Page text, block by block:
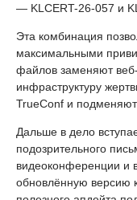
— KLCERT-26-057 и
Эта комбинация
максимальными
файлов заменяют
инфраструктуру
TrueConf и подменяют
Дальше в дело
подозрительного
видеоконференции и
обновлённую версию